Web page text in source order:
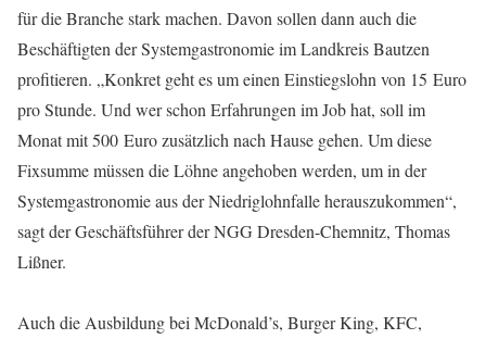
für die Branche stark machen. Davon sollen dann auch die
Beschäftigten der Systemgastronomie im Landkreis Bautzen
profitieren. „Konkret geht es um einen Einstiegslohn von 15 Euro
pro Stunde. Und wer schon Erfahrungen im Job hat, soll im
Monat mit 500 Euro zusätzlich nach Hause gehen. Um diese
Fixsumme müssen die Löhne angehoben werden, um in der
Systemgastronomie aus der Niedriglohnfalle herauszukommen“,
sagt der Geschäftsführer der NGG Dresden-Chemnitz, Thomas
Lißner.
Auch die Ausbildung bei McDonald’s, Burger King, KFC,